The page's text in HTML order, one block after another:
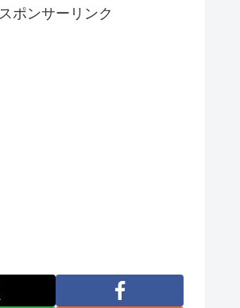
スポンサーリンク